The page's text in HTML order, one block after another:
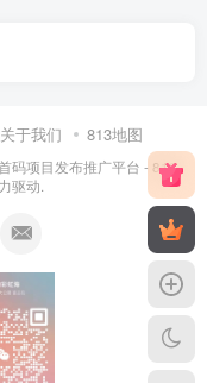
关于我们 813地图
码项目发布推广平台 - 813
驱动.